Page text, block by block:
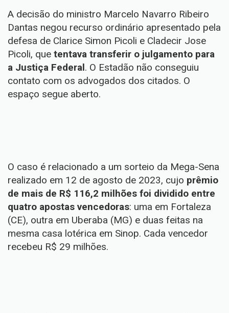
A decisão do ministro Marcelo Navarro Ribeiro
Dantas negou recurso ordinário apresentado pela
defesa de Clarice Simon Picoli e Cladecir Jose
Picoli, que tentava transferir o julgamento para
a Justiça Federal. O Estadão não conseguiu
contato com os advogados dos citados. O
espaço segue aberto.
O caso é relacionado a um sorteio da Mega-Sena
realizado em 12 de agosto de 2023, cujo prêmio
de mais de R$ 116,2 milhões foi dividido entre
quatro apostas vencedoras: uma em Fortaleza
(CE), outra em Uberaba (MG) e duas feitas na
mesma casa lotérica em Sinop. Cada vencedor
recebeu R$ 29 milhões.